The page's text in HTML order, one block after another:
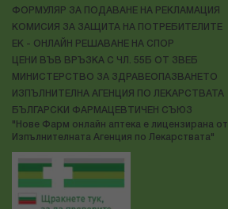
ФОРМУЛЯР ЗА ПОДАВАНЕ НА РЕКЛАМАЦИЯ
КОМИСИЯ ЗА ЗАЩИТА НА ПОТРЕБИТЕЛИТЕ
ЕК - ОНЛАЙН РЕШАВАНЕ НА СПОР
ЦЕНИ ВЪВ ВРЪЗКА С ЧЛ. 55Б ОТ ЗВЕБ
МИНИСТЕРСТВО ЗА ЗДРАВЕОПАЗВАНЕТО
ИЗПЪЛНИТЕЛНА АГЕНЦИЯ ПО ЛЕКАРСТВАТА
БЪЛГАРСКИ ФАРМАЦЕВТИЧЕН СЪЮЗ
"Нове Фарм онлайн аптека е лицензирана от
Изпълнителната Агенция по Лекарствата"